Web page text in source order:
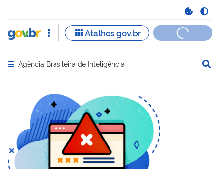
Abrir menu principal de navegação
Agência Brasileira de Inteligência